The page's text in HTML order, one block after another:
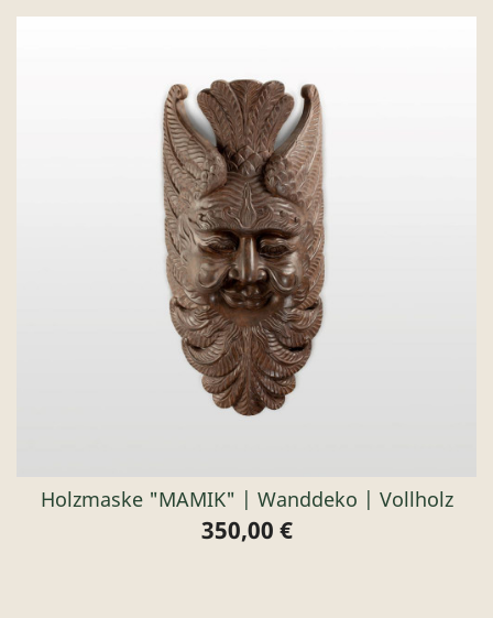
Holzmaske "MAMIK" | Wanddeko | Vollholz
Preis
350,00 €